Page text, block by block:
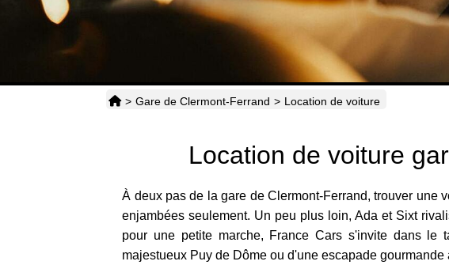
> Gare de Clermont-Ferrand > Location de voiture
Location de voiture
À deux pas de la gare de Clermont-Ferrand, trouver une
enjambées seulement. Un peu plus loin, Ada et Sixt
pour une petite marche, France Cars s'invite dans le
majestueux Puy de Dôme ou d'une escapade